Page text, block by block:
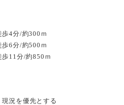
4分/約300ｍ
6分/約500ｍ
分/約850ｍ
況を優先とする